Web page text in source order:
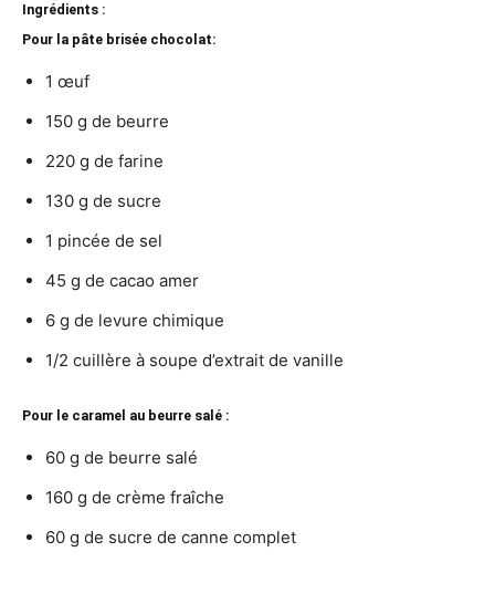
Ingrédients :
Pour la pâte brisée chocolat:
1 œuf
150 g de beurre
220 g de farine
130 g de sucre
1 pincée de sel
45 g de cacao amer
6 g de levure chimique
1/2 cuillère à soupe d’extrait de vanille
Pour le caramel au beurre salé :
60 g de beurre salé
160 g de crème fraîche
60 g de sucre de canne complet